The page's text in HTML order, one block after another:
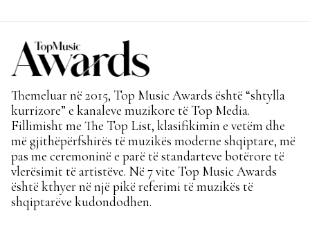
Themeluar në 2015, Top Music Awards është “shtylla
kurrizore” e kanaleve muzikore të Top Media.
Fillimisht me The Top List, klasifikimin e vetëm dhe
më gjithëpërfshirës të muzikës moderne shqiptare, më
pas me ceremoninë e parë të standarteve botërore të
vlerësimit të artistëve. Në 7 vite Top Music Awards
është kthyer në një pikë referimi të muzikës të
shqiptarëve kudondodhen.